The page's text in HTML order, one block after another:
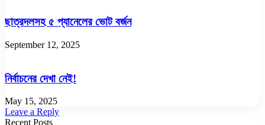
ছাত্রদলসহ ৫ প্যানেলের ভোট বর্জন
September 12, 2025
নির্বাচনের দেখা নেই!
May 15, 2025
Leave a Reply
Recent Posts